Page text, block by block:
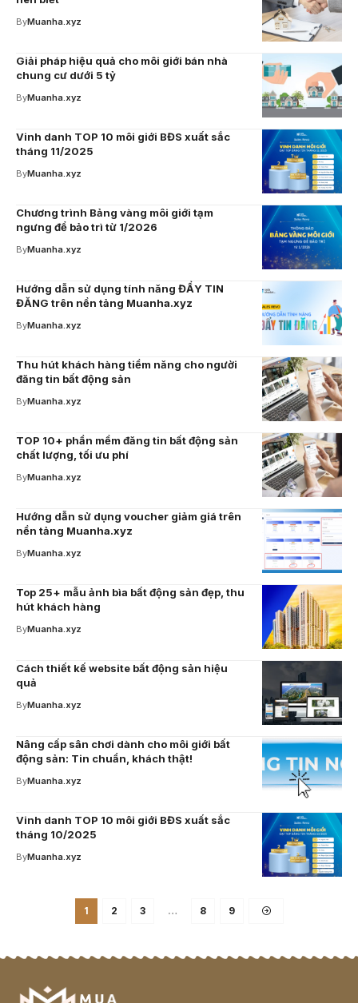
ByMuanha.xyz
Giải pháp hiệu quả cho môi giới bán nhà
chung cư dưới 5 tỷ
ByMuanha.xyz
Vinh danh TOP 10 môi giới BĐS xuất sắc
tháng 11/2025
ByMuanha.xyz
Chương trình Bảng vàng môi giới tạm
ngưng để bảo trì từ 1/2026
ByMuanha.xyz
Hướng dẫn sử dụng tính năng ĐẨY TIN
ĐĂNG trên nền tảng Muanha.xyz
ByMuanha.xyz
Thu hút khách hàng tiềm năng cho người
đăng tin bất động sản
ByMuanha.xyz
TOP 10+ phần mềm đăng tin bất động sản
chất lượng, tối ưu phí
ByMuanha.xyz
Hướng dẫn sử dụng voucher giảm giá trên
nền tảng Muanha.xyz
ByMuanha.xyz
Top 25+ mẫu ảnh bìa bất động sản đẹp, thu
hút khách hàng
ByMuanha.xyz
Cách thiết kế website bất động sản hiệu
quả
ByMuanha.xyz
Nâng cấp sân chơi dành cho môi giới bất
động sản: Tin chuẩn, khách thật!
ByMuanha.xyz
Vinh danh TOP 10 môi giới BĐS xuất sắc
tháng 10/2025
ByMuanha.xyz
1 2 3 … 8 9